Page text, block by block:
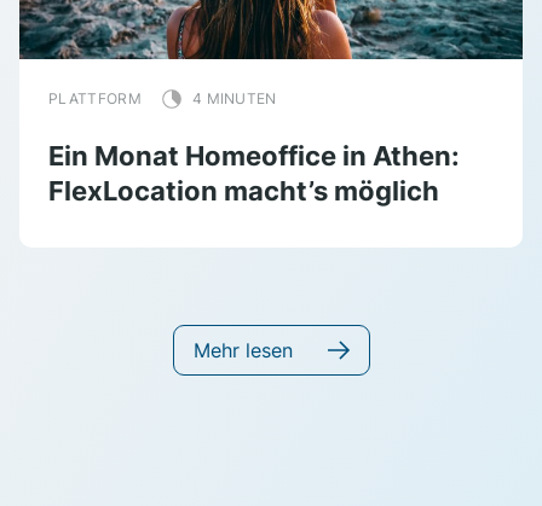
PLATTFORM 4 MINUTEN
Ein Monat Homeoffice in Athen:
FlexLocation macht’s möglich
Mehr lesen